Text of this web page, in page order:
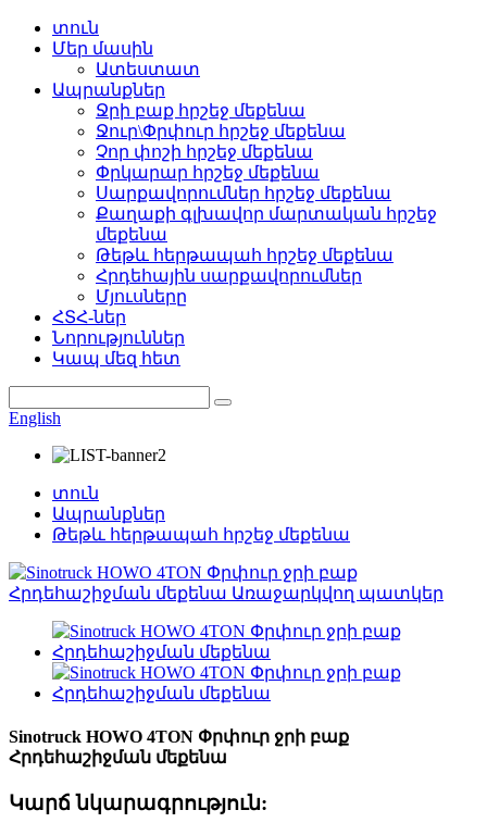
տուն
Մեր մասին
Ատեստատ
Ապրանքներ
Ջրի բաք հրշեջ մեքենա
Ջուր\Փրփուր հրշեջ մեքենա
Չոր փոշի հրշեջ մեքենա
Փրկարար հրշեջ մեքենա
Սարքավորումներ հրշեջ մեքենա
Քաղաքի գլխավոր մարտական ​​հրշեջ
մեքենա
Թեթև հերթապահ հրշեջ մեքենա
Հրդեհային սարքավորումներ
Մյուսները
ՀՏՀ-ներ
Նորություններ
Կապ մեզ հետ
English
տուն
Ապրանքներ
Թեթև հերթապահ հրշեջ մեքենա
Sinotruck HOWO 4TON Փրփուր ջրի բաք
Հրդեհաշիջման մեքենա
Կարճ նկարագրություն: